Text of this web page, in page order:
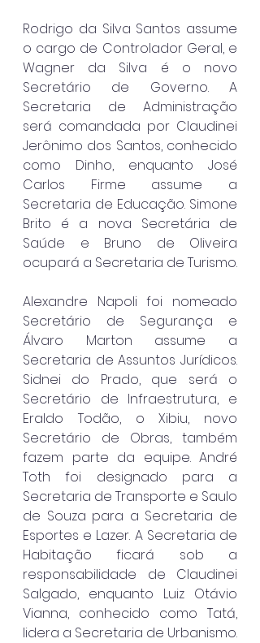
Rodrigo da Silva Santos assume
o cargo de Controlador Geral, e
Wagner da Silva é o novo
Secretário de Governo. A
Secretaria de Administração
será comandada por Claudinei
Jerônimo dos Santos, conhecido
como Dinho, enquanto José
Carlos Firme assume a
Secretaria de Educação. Simone
Brito é a nova Secretária de
Saúde e Bruno de Oliveira
ocupará a Secretaria de Turismo.
Alexandre Napoli foi nomeado
Secretário de Segurança e
Álvaro Marton assume a
Secretaria de Assuntos Jurídicos.
Sidnei do Prado, que será o
Secretário de Infraestrutura, e
Eraldo Todão, o Xibiu, novo
Secretário de Obras, também
fazem parte da equipe. André
Toth foi designado para a
Secretaria de Transporte e Saulo
de Souza para a Secretaria de
Esportes e Lazer. A Secretaria de
Habitação ficará sob a
responsabilidade de Claudinei
Salgado, enquanto Luiz Otávio
Vianna, conhecido como Tatá,
lidera a Secretaria de Urbanismo.